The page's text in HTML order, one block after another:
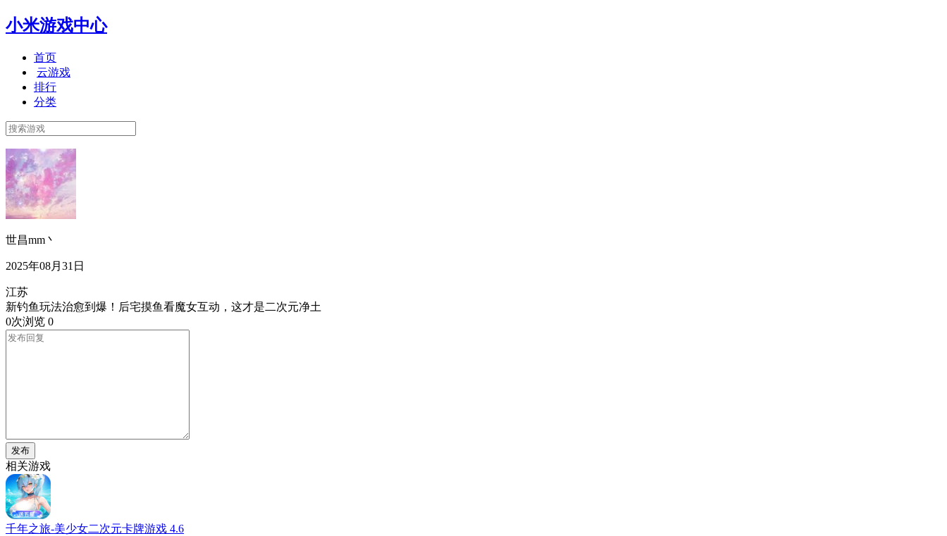
小米游戏中心
首页
云游戏
排行
分类
世昌mm丶
2025年08月31日
江苏
新钓鱼玩法治愈到爆！后宅摸鱼看魔女互动，这才是二次元净土​
0次浏览 0
发布
相关游戏
千年之旅-美少女二次元卡牌游戏 4.6